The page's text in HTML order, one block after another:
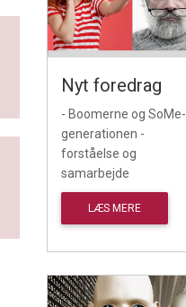
Nyt foredrag
- Boomerne og SoMe-
generationen -
forståelse og
samarbejde
LÆS MERE